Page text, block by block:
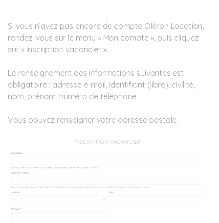
Si vous n’avez pas encore de compte Oléron Location,
rendez-vous sur le menu « Mon compte », puis cliquez
sur « Inscription vacancier ».
Le renseignement des informations suivantes est
obligatoire : adresse e-mail, identifiant (libre), civilité,
nom, prénom, numéro de téléphone.
Vous pouvez renseigner votre adresse postale.